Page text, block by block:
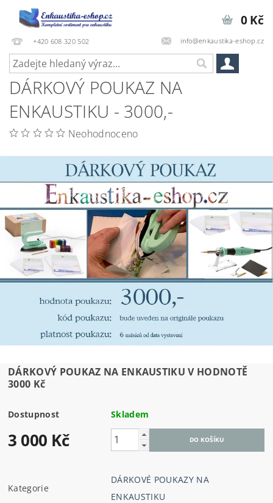
+420 608 320 502 info@enkaustika-eshop.cz
0 Kč
DÁRKOVÝ POUKAZ NA
ENKAUSTIKU - 3000,-
Neohodnoceno
DÁRKOVÝ POUKAZ NA ENKAUSTIKU V HODNOTĚ
3000 Kč
Dostupnost Skladem
3 000 Kč
Kategorie
DÁRKOVÉ POUKAZY NA
ENKAUSTIKU